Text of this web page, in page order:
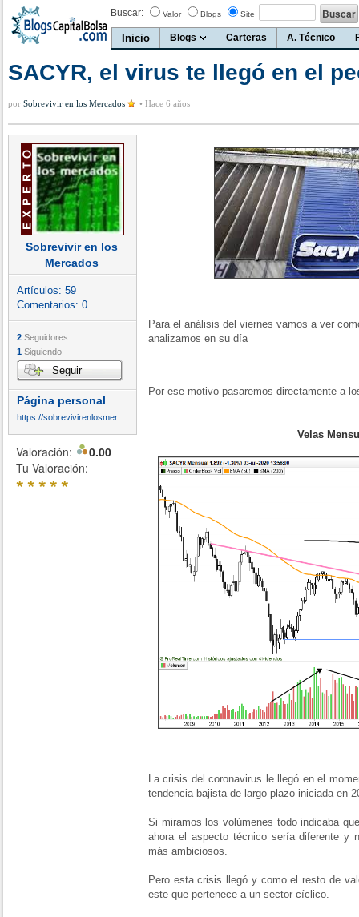
Buscar: Valor Blogs Site
Inicio Blogs Carteras A. Técnico
SACYR, el virus te llegó en el
por Sobrevivir en los Mercados • Hace 6 años
Sobrevivir en los
Mercados
Artículos: 59
Comentarios: 0
2 Seguidores
1 Siguiendo
Seguir
Página personal
Valoración:
0.00
Tu Valoración:
*****
Para el análisis del viernes vamos a ver
analizamos en su día
Por ese motivo pasaremos directamente a
Velas
La crisis del coronavirus le llegó en el
tendencia bajista de largo plazo iniciada en
Si miramos los volúmenes todo indicaba
ahora el aspecto técnico sería diferente y
más ambiciosos.
Pero esta crisis llegó y como el resto de
este que pertenece a un sector cíclico.